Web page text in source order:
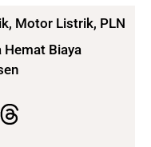
, Motor Listrik, PLN
Biaya